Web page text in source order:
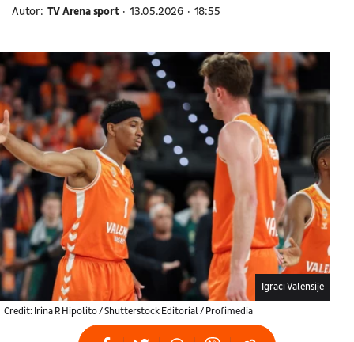
Autor: TV Arena sport 13.05.2026 18:55
Credit: Irina R Hipolito / Shutterstock Editorial / Profimedia
Igrači Valensije